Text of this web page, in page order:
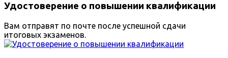
Удостоверение о повышении квалификации
Вам отправят по почте после успешной сдачи
итоговых экзаменов.